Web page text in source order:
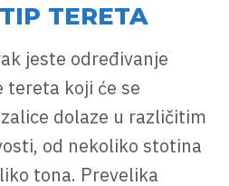
TERETA
jeste određivanje
tereta koji će se
dolaze u različitim
od nekoliko stotina
tona. Prevelika